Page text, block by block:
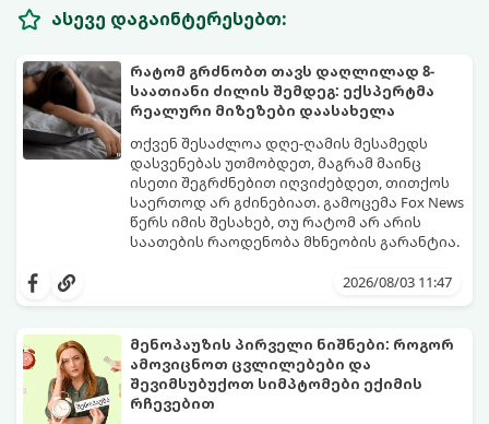
ასევე დაგაინტერესებთ:
რატომ გრძნობთ თავს დაღლილად 8-
საათიანი ძილის შემდეგ: ექსპერტმა
რეალური მიზეზები დაასახელა
თქვენ შესაძლოა დღე-ღამის მესამედს
დასვენებას უთმობდეთ, მაგრამ მაინც
ისეთი შეგრძნებით იღვიძებდეთ, თითქოს
საერთოდ არ გძინებიათ. გამოცემა Fox News
წერს იმის შესახებ, თუ რატომ არ არის
საათების რაოდენობა მხნეობის გარანტია.
2026/08/03 11:47
მენოპაუზის პირველი ნიშნები: როგორ
ამოვიცნოთ ცვლილებები და
შევიმსუბუქოთ სიმპტომები ექიმის
რჩევებით